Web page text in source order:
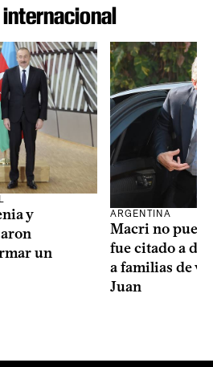
y
un
ARGENTINA
Macri no
fue citado a
a familias de
Juan